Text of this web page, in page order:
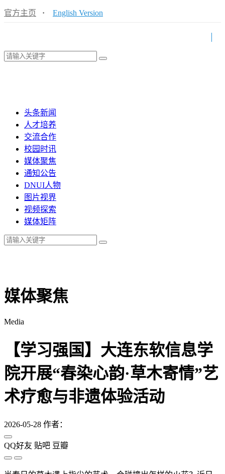
官方主页 · English Version
头条新闻
人才培养
交流合作
校园时讯
媒体聚焦
通知公告
DNUI人物
图片视界
视频探索
媒体矩阵
媒体聚焦
Media
【学习强国】大连东软信息学
院开展“春染心韵·草木寄情”艺
术疗愈与非遗体验活动
2026-05-28 作者：
QQ好友 贴吧 豆瓣